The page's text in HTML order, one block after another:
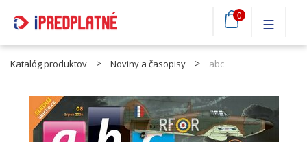
0
Katalóg produktov Noviny a časopisy abc